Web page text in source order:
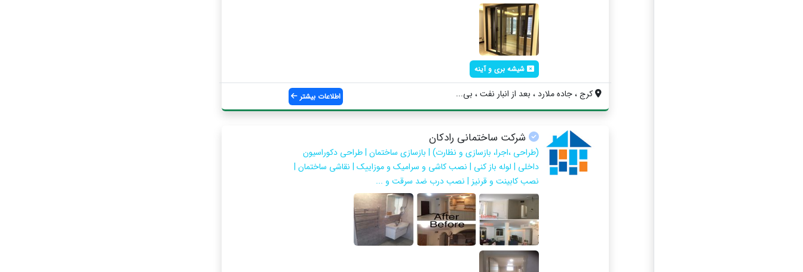
شیشه بری و آینه
کرج ، جاده ملارد ، بعد از انبار نفت ، بی... اطلاعات بیشتر
شرکت ساختمانی رادکان
(طراحی ،اجرا، بازسازی و نظارت) | بازسازی ساختمان | طراحی دکوراسیون
داخلی | لوله باز کنی | نصب کاشی و سرامیک و موزاییک | نقاشی ساختمان |
نصب کابینت و قرنیز | نصب درب ضد سرقت و ...